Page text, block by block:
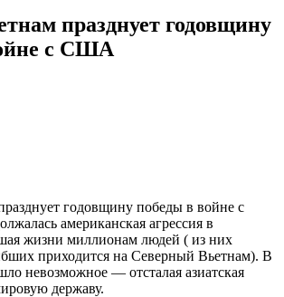
празднует годовщину
с США
годовщину победы в войне с
американская агрессия в
жизни миллионам людей ( из них
приходится на Северный Вьетнам). В
невозможное — отсталая азиатская
державу.